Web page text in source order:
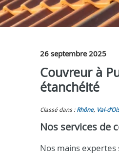
26 septembre 2025
Couvreur à
étanchéité
Classé dans : Rhône, Val-
Nos services de
Nos mains